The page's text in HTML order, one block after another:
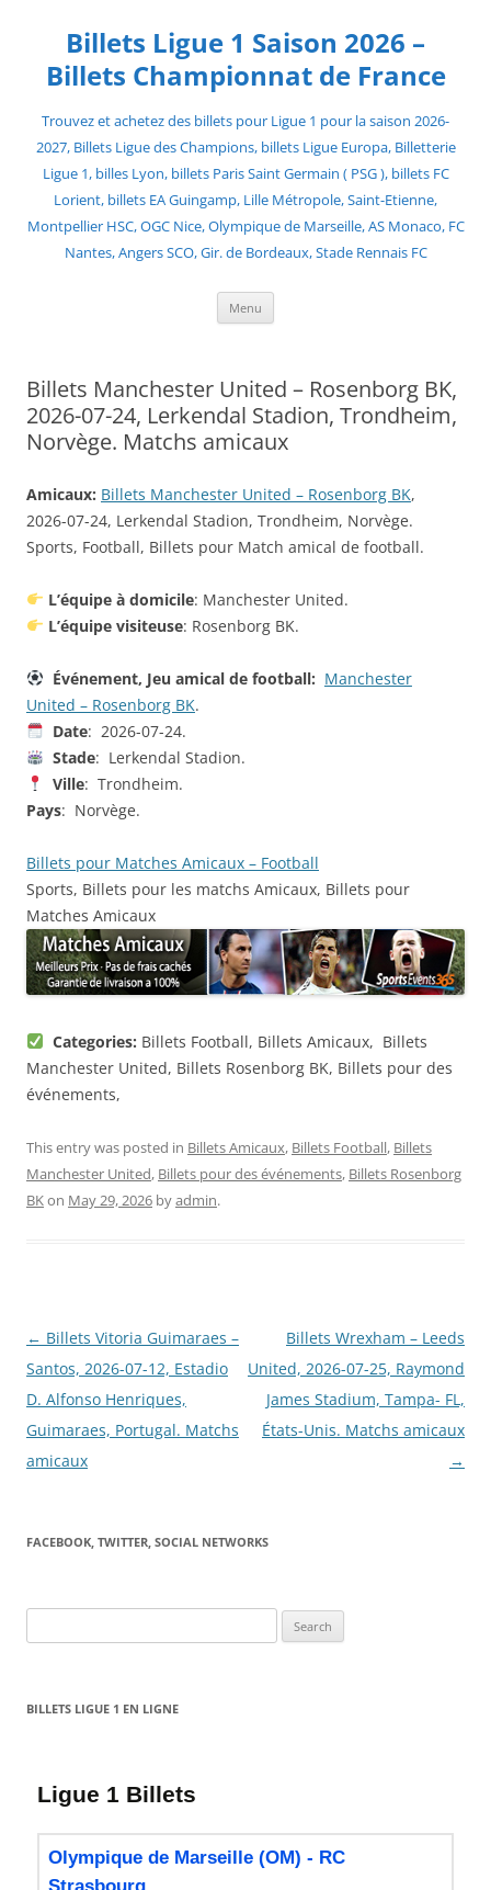
contentBillets Ligue 1 Saison 2026 –
Billets Championnat de France
Trouvez et achetez des billets pour Ligue 1 pour la saison 2026-
2027, Billets Ligue des Champions, billets Ligue Europa, Billetterie
Ligue 1, billes Lyon, billets Paris Saint Germain ( PSG ), billets FC
Lorient, billets EA Guingamp, Lille Métropole, Saint-Etienne,
Montpellier HSC, OGC Nice, Olympique de Marseille, AS Monaco, FC
Nantes, Angers SCO, Gir. de Bordeaux, Stade Rennais FC
Menu
Billets Manchester United – Rosenborg BK,
2026-07-24, Lerkendal Stadion, Trondheim,
Norvège. Matchs amicaux
Amicaux: Billets Manchester United – Rosenborg BK,
2026-07-24, Lerkendal Stadion, Trondheim, Norvège.
Sports, Football, Billets pour Match amical de football.
L’équipe à domicile: Manchester United.
L’équipe visiteuse: Rosenborg BK.
Événement, Jeu amical de football: Manchester
United – Rosenborg BK.
Date: 2026-07-24.
Stade: Lerkendal Stadion.
Ville: Trondheim.
Pays: Norvège.
Billets pour Matches Amicaux – Football
Sports, Billets pour les matchs Amicaux, Billets pour
Matches Amicaux
Categories: Billets Football, Billets Amicaux, Billets
Manchester United, Billets Rosenborg BK, Billets pour des
événements,
This entry was posted in Billets Amicaux, Billets Football, Billets
Manchester United, Billets pour des événements, Billets Rosenborg
BKon May 29, 2026 byadmin.
Post
navigation
← Billets Vitoria Guimaraes –
Santos, 2026-07-12, Estadio
D. Alfonso Henriques,
Guimaraes, Portugal. Matchs
amicaux
Billets Wrexham – Leeds
United, 2026-07-25, Raymond
James Stadium, Tampa- FL,
États-Unis. Matchs amicaux
→
FACEBOOK, TWITTER, SOCIAL NETWORKS
for:
BILLETS LIGUE 1 EN LIGNE